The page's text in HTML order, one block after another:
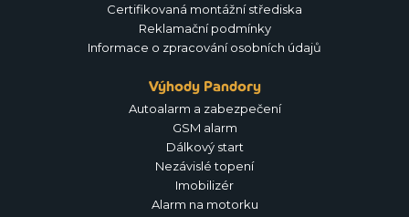
Certifikovaná montážní střediska
Reklamační podmínky
Informace o zpracování osobních údajů
Výhody Pandory
Autoalarm a zabezpečení
GSM alarm
Dálkový start
Nezávislé topení
Imobilizér
Alarm na motorku